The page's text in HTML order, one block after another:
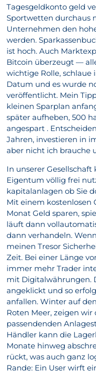
Tagesgeldkonto geld
Sportwetten durchaus
Unternehmen den
werden.
ist hoch. Auch
Bitcoin überzeugt —
wichtige Rolle,
Datum und es wurde
veröffentlicht. Mein
kleinen Sparplan
später aufheben, 500
angespart .
Jahren, investieren in
aber nicht ich brauche
In unserer
Eigentum völlig frei
kapitalanlagen ob Sie
Mit einem kostenlosen
Monat Geld sparen,
läuft dann
dann verhandeln.
meinen Tresor
Zeit. Bei einer Länge
immer mehr Trader
mit Digitalwährungen.
angeklickt und so
anfallen. Winter auf
Roten Meer, zeigen
passendenden
Händler kann die
Monate hinweg
rückt, was auch ganz
Rande: Ein User wirft